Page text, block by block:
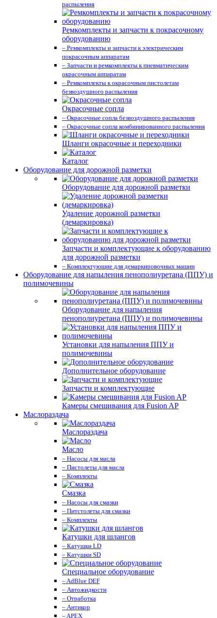
распыления
Ремкомплекты и запчасти к покрасочному
оборудованию
– Ремкомплекты и запчасти к электрическим
покрасочным аппаратам
– Запчасти и ремкомплекты к пневматическим
окрасочным аппаратам
– Ремкомплекты к окрасочным пистолетам
безвоздушного распыления
Окрасочные сопла
– Окрасочные сопла безвоздушного распыления
– Окрасочные сопла комбинированного распыления
Шланги окрасочные и переходники
Каталог
Оборудование для дорожной разметки
Оборудование для дорожной разметки
Удаление дорожной разметки
(демаркировка)
Запчасти и комплектующие к оборудованию
для дорожной разметки
– Комплектующие для демаркировочных машин
Оборудование для напыления пенополиуретана (ППУ) и
полимочевины
Оборудование для напыления
пенополиуретана (ППУ) и полимочевины
Установки для напыления ППУ и
полимочевины
Дополнительное оборудование
Запчасти и комплектующие
Камеры смешивания для Fusion AP
Маслораздача
Маслораздача
Масло
– Насосы для масла
– Пистолеты для масла
– Комплекты
Смазка
– Насосы для смазки
– Питстолеты для смазки
– Комплекты
Катушки для шлангов
– Катушки LD
– Катушки SD
Специальное оборудование
– AdBlue DEF
– Автожидкости
– Отработка
– Антикор
– APEX